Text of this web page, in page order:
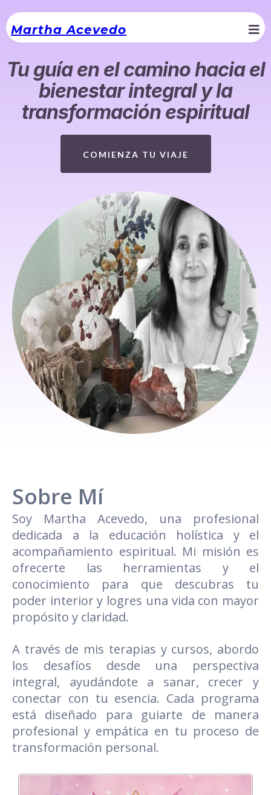
Martha Acevedo
Tu guía en el camino hacia el
bienestar integral y la
transformación espiritual
COMIENZA TU VIAJE
Sobre Mí
Soy Martha Acevedo, una profesional
dedicada a la educación holística y el
acompañamiento espiritual. Mi misión es
ofrecerte las herramientas y el
conocimiento para que descubras tu
poder interior y logres una vida con mayor
propósito y claridad.
A través de mis terapias y cursos, abordo
los desafíos desde una perspectiva
integral, ayudándote a sanar, crecer y
conectar con tu esencia. Cada programa
está diseñado para guiarte de manera
profesional y empática en tu proceso de
transformación personal.